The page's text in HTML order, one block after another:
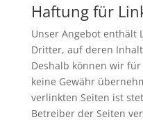
Haftung für
Unser Angebot enthält
Dritter, auf deren
Deshalb können wir
keine Gewähr
verlinkten Seiten ist
Betreiber der Seiten